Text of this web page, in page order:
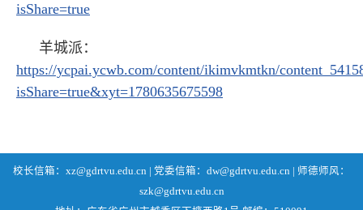
isShare=true
羊城派：
https://ycpai.ycwb.com/content/ikimvkmtkn/
isShare=true&xyt=1780635675598
校长信箱：xz@gdrtvu.edu.cn | 党委信箱：dw@gdrtvu.edu.cn | 师德师风：
szk@gdrtvu.edu.cn